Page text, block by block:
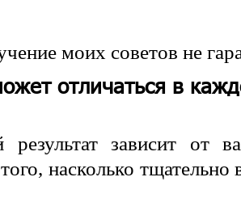
моих советов не
отличаться в
зависит от
насколько